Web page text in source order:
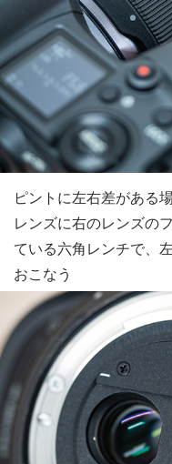
ピントに左右差がある
レンズに右のレンズの
ている六角レンチで、
おこなう